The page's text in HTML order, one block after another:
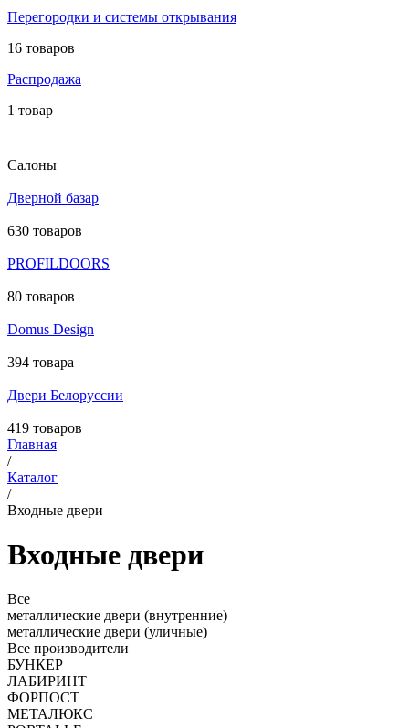
Перегородки и системы открывания
16 товаров
Распродажа
1 товар
Салоны
Дверной базар
630 товаров
PROFILDOORS
80 товаров
Domus Design
394 товара
Двери Белоруссии
419 товаров
Главная
/
Каталог
/
Входные двери
Входные двери
Все
металлические двери (внутренние)
металлические двери (уличные)
Все производители
БУНКЕР
ЛАБИРИНТ
ФОРПОСТ
МЕТАЛЮКС